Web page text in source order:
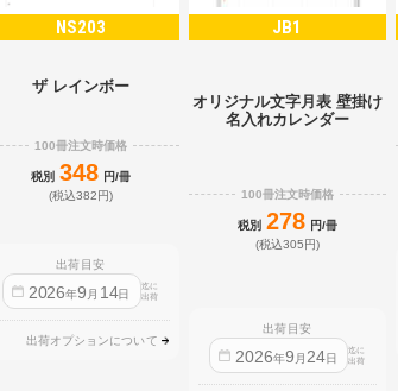
NS203
ザ レインボー
100冊注文時価格
税別 348 円/冊
(税込382円)
出荷目安
2026年9 月 14日
迄に
出荷
出荷オプションについて
JB1
オリジナル文字月表 壁掛け
名入れカレンダー
100冊注文時価格
税別 278 円/冊
(税込305円)
出荷目安
2026年9 月 24日
迄に
出荷